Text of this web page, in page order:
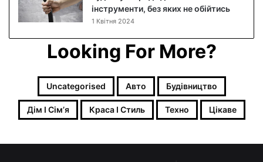
р
е
е
о
інструменти, без яких не обійтись
1 Квітня 2024
Looking For More?
Uncategorised Авто Будівництво
Дім І Сімʼя Краса І Стиль Техно Цікаве